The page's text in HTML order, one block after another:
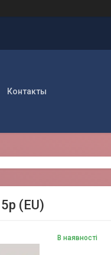
Контакты
(EU)
В наявності